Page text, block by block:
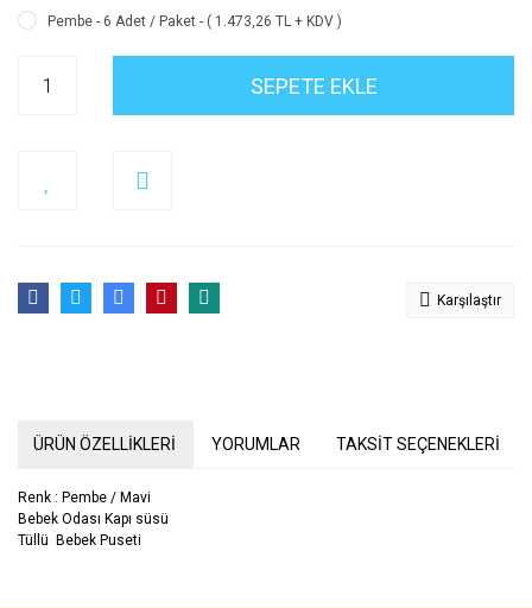
Pembe - 6 Adet / Paket - ( 1.473,26 TL + KDV )
SEPETE EKLE
Karşılaştır
ÜRÜN ÖZELLİKLERİ YORUMLAR TAKSİT SEÇENEKLERİ
Renk : Pembe / Mavi
Bebek Odası Kapı süsü
Tüllü Bebek Puseti